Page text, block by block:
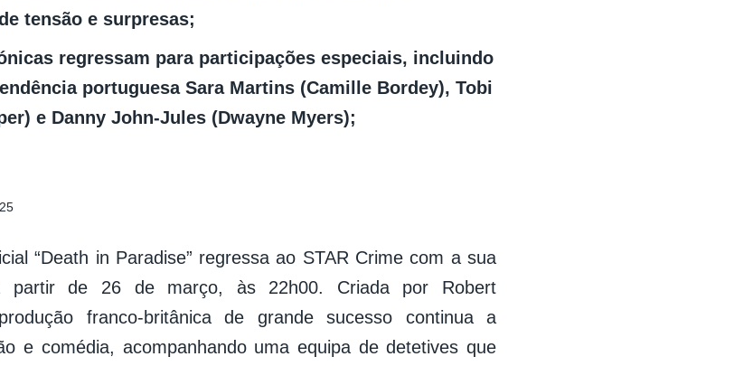
tensão e surpresas;
regressam para participações especiais, incluindo
portuguesa Sara Martins (Camille Bordey), Tobi
e Danny John-Jules (Dwayne Myers);
“Death in Paradise” regressa ao STAR Crime com a sua
partir de 26 de março, às 22h00. Criada por Robert
franco-britânica de grande sucesso continua a
e comédia, acompanhando uma equipa de detetives que